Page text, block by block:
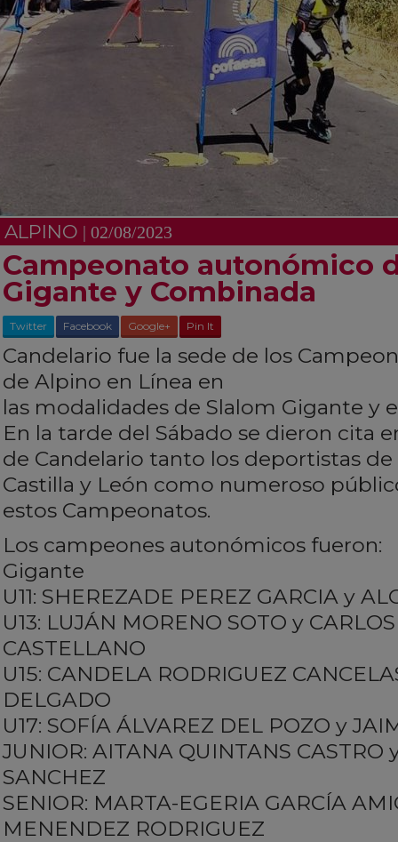
ALPINO | 02/08/2023
Campeonato autonómico
Gigante y Combinada
Twitter Facebook Google+ Pin It
Candelario fue la sede de los
de Alpino en Línea en
las modalidades de Slalom Gigante y
En la tarde del Sábado se dieron cita
de Candelario tanto los deportistas
Castilla y León como numeroso
estos Campeonatos.
Los campeones autonómicos fueron:
Gigante
U11: SHEREZADE PEREZ GARCIA y
U13: LUJÁN MORENO SOTO y
CASTELLANO
U15: CANDELA RODRIGUEZ
DELGADO
U17: SOFÍA ÁLVAREZ DEL POZO y
JUNIOR: AITANA QUINTANS CASTRO
SANCHEZ
SENIOR: MARTA-EGERIA GARCÍA
MENENDEZ RODRIGUEZ